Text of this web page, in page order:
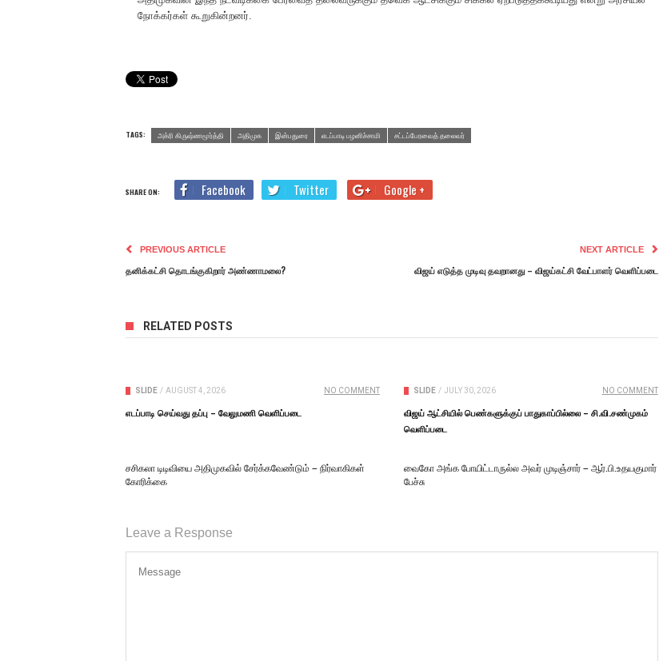
நோக்கர்கள் கூறுகின்றனர்.
TAGS: அக்ரி கிருஷ்ணமூர்த்தி அதிமுக இன்பதுரை எடப்பாடி பழனிச்சாமி சட்டப்பேரவைத் தலைவர்
SHARE ON: Facebook Twitter Google +
PREVIOUS ARTICLE
தனிக்கட்சி தொடங்குகிறார் அண்ணாமலை?
NEXT ARTICLE
விஜய் எடுத்த முடிவு தவறானது – விஜய்கட்சி வேட்பாளர் வெளிப்படை
RELATED POSTS
SLIDE / AUGUST 4, 2026 NO COMMENT
எடப்பாடி செய்வது தப்பு – வேலுமணி வெளிப்படை
SLIDE / JULY 30, 2026 NO COMMENT
விஜய் ஆட்சியில் பெண்களுக்குப் பாதுகாப்பில்லை – சி.வி.சண்முகம்
வெளிப்படை
சசிகலா டிடிவியை அதிமுகவில் சேர்க்கவேண்டும் – நிர்வாகிகள்
கோரிக்கை
வைகோ அங்க போயிட்டாருல்ல அவர் முடிஞ்சார் – ஆர்.பி.உதயகுமார்
பேச்சு
Leave a Response